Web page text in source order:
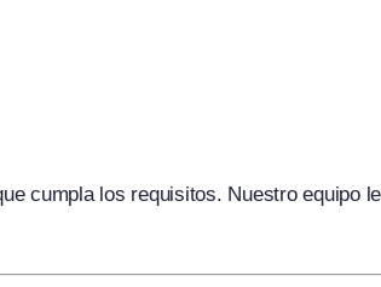
cumpla los requisitos. Nuestro equipo